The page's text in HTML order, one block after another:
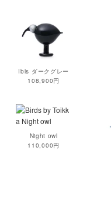
Ibis ダークグレー
108,900円
Night owl
110,000円